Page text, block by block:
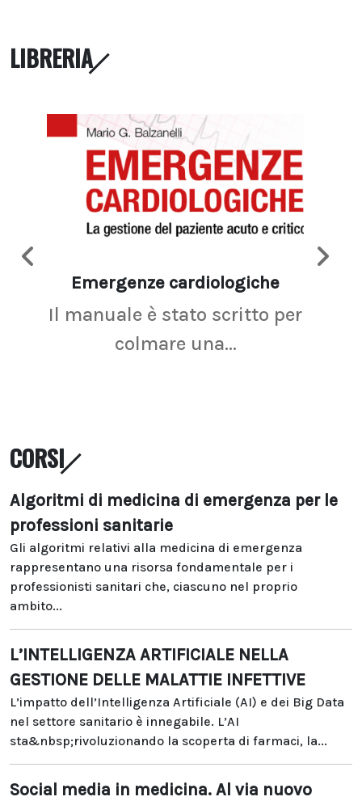
LIBRERIA
Emergenze cardiologiche
Il manuale è stato scritto per
colmare una...
CORSI
Algoritmi di medicina di emergenza per le
professioni sanitarie
Gli algoritmi relativi alla medicina di emergenza
rappresentano una risorsa fondamentale per i
professionisti sanitari che, ciascuno nel proprio
ambito...
L’INTELLIGENZA ARTIFICIALE NELLA
GESTIONE DELLE MALATTIE INFETTIVE
L’impatto dell’Intelligenza Artificiale (AI) e dei Big Data
nel settore sanitario è innegabile. L’AI
sta&nbsp;rivoluzionando la scoperta di farmaci, la...
Social media in medicina. Al via nuovo